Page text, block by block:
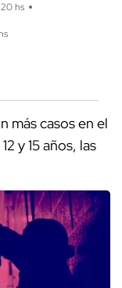
hs
más casos en el
y 15 años, las